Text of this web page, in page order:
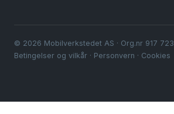
© 2026 Mobilverkstedet AS · Org.nr 917
Betingelser og vilkår · Personvern · Cookies